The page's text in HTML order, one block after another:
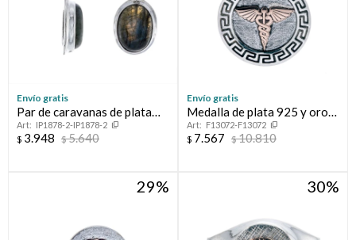
Envío gratis
Par de caravanas de plata
925 y calcedonia
IP1878-2-IP1878-2
$ 3.948 $5.640
Envío gratis
Medalla de plata 925 y oro
10 ktes, MEDICINA.
F13072-F13072
$ 7.567 $10.810
29 30